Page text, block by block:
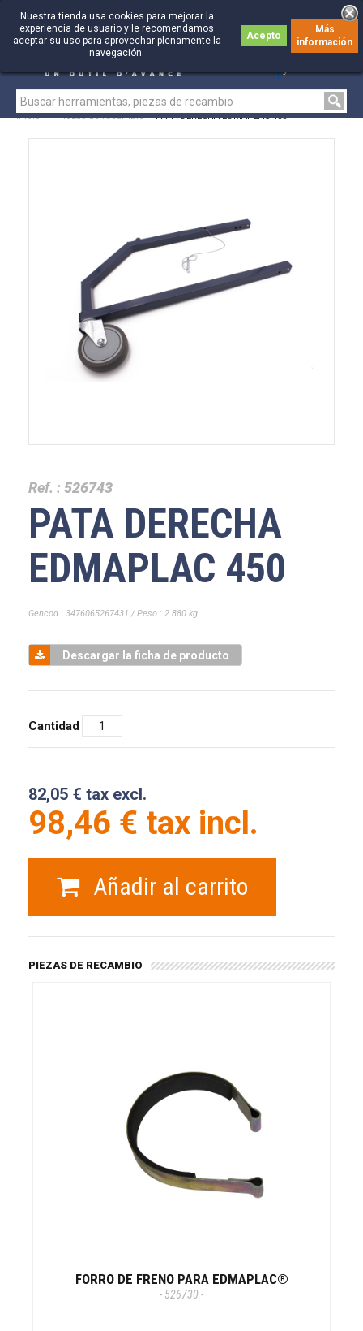
0
0
Nuestra tienda usa cookies para mejorar la
experiencia de usuario y le recomendamos
aceptar su uso para aprovechar plenamente la
navegación.
Acepto
Más
información
Inicio > Piezas de recambio > PATA DERECHA EDMAPLAC 450
Ref. :526743
PATA DERECHA
EDMAPLAC 450
Gencod : 3476065267431 / Peso : 2.880 kg
Descargar la ficha de producto
Cantidad
82,05 € tax excl.
98,46 € tax incl.
Añadir al carrito
PIEZAS DE RECAMBIO
FORRO DE FRENO PARA EDMAPLAC®
- 526730 -